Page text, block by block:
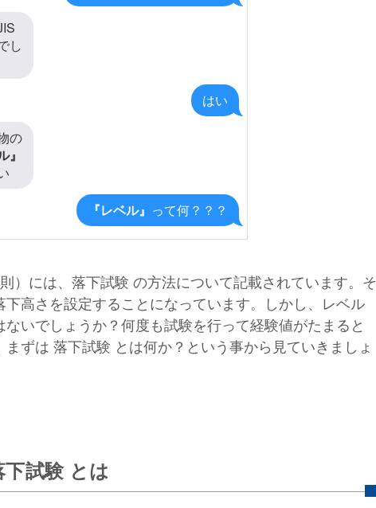
し
はい
の
』
『レベル』 って何？？？
）には、落下試験 の方法について記載されています。そ
高さを設定することになっています。しかし、レベル
いでしょうか？何度も試験を行って経験値がたまると
ずは 落下試験 とは何か？という事から見ていきましょ
下試験 とは